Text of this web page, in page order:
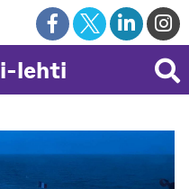
lehti